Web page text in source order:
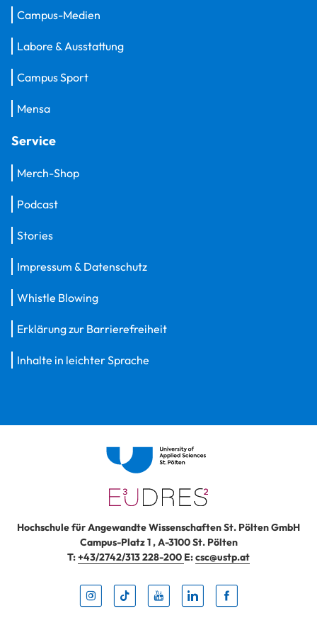
Campus-Medien
Labore & Ausstattung
Campus Sport
Mensa
Service
Merch-Shop
Podcast
Stories
Impressum & Datenschutz
Whistle Blowing
Erklärung zur Barrierefreiheit
Inhalte in leichter Sprache
Hochschule für Angewandte Wissenschaften St. Pölten GmbH
Campus-Platz 1,A-3100St. Pölten
T:+43/2742/313 228-200 E:csc@ustp.at